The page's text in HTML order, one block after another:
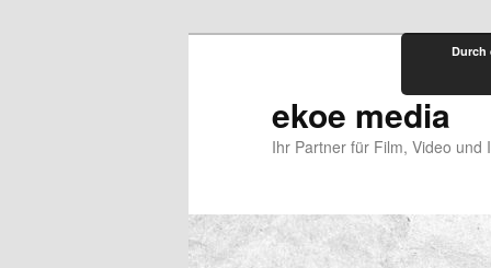
ekoe media
Ihr Partner für Film, Video und
Durch